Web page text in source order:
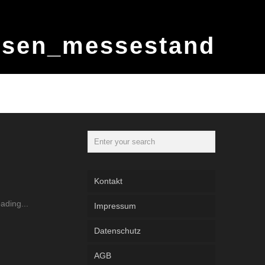
Kontakt
Impressum
Datenschutz
AGB